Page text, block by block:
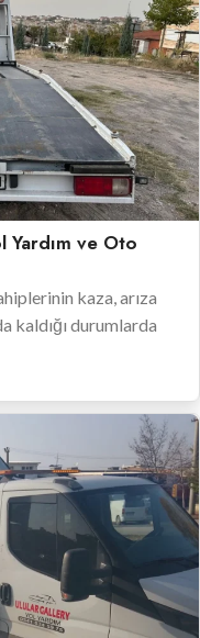
Yardım ve Oto
kaza, arıza
kaldığı durumlarda